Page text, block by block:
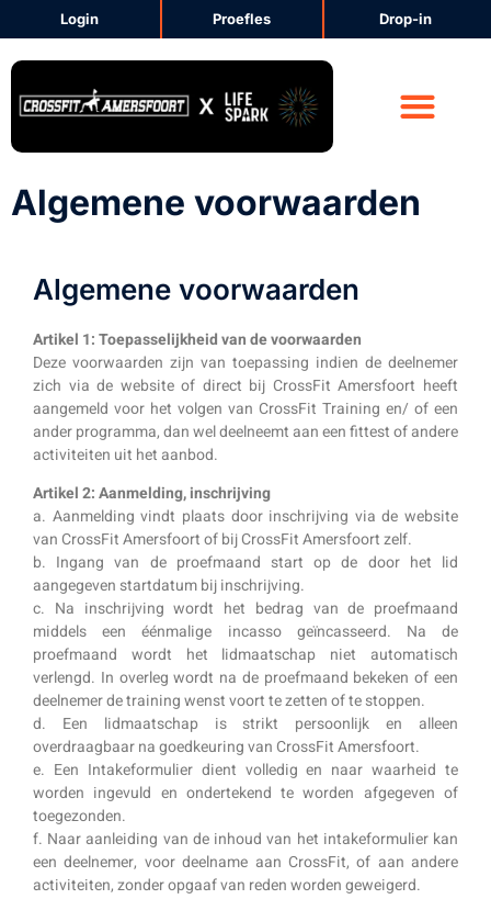
Login Proefles Drop-in
Algemene voorwaarden
Algemene voorwaarden
Artikel 1: Toepasselijkheid van de voorwaarden
Deze voorwaarden zijn van toepassing indien de deelnemer
zich via de website of direct bij CrossFit Amersfoort heeft
aangemeld voor het volgen van CrossFit Training en/ of een
ander programma, dan wel deelneemt aan een fittest of andere
activiteiten uit het aanbod.
Artikel 2: Aanmelding, inschrijving
a. Aanmelding vindt plaats door inschrijving via de website
van CrossFit Amersfoort of bij CrossFit Amersfoort zelf.
b. Ingang van de proefmaand start op de door het lid
aangegeven startdatum bij inschrijving.
c. Na inschrijving wordt het bedrag van de proefmaand
middels een éénmalige incasso geïncasseerd. Na de
proefmaand wordt het lidmaatschap niet automatisch
verlengd. In overleg wordt na de proefmaand bekeken of een
deelnemer de training wenst voort te zetten of te stoppen.
d. Een lidmaatschap is strikt persoonlijk en alleen
overdraagbaar na goedkeuring van CrossFit Amersfoort.
e. Een Intakeformulier dient volledig en naar waarheid te
worden ingevuld en ondertekend te worden afgegeven of
toegezonden.
f. Naar aanleiding van de inhoud van het intakeformulier kan
een deelnemer, voor deelname aan CrossFit, of aan andere
activiteiten, zonder opgaaf van reden worden geweigerd.